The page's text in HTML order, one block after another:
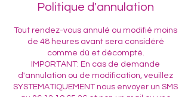
Politique d'annulation
Tout rendez-vous annulé ou modifié moins
de 48 heures avant sera considéré
comme dû et décompté.
IMPORTANT: En cas de demande
d'annulation ou de modification, veuillez
SYSTEMATIQUEMENT nous envoyer un SMS